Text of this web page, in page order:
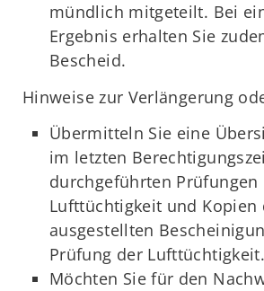
mündlich mitgeteilt. Bei
Ergebnis erhalten Sie
Bescheid.
Hinweise zur Verlängerung
Übermitteln Sie eine
im letzten
durchgeführten Prüfungen
Lufttüchtigkeit und Kopien
ausgestellten
Prüfung der Lufttüchtigkeit.
Möchten Sie für den